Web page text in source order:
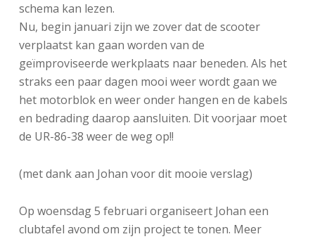
schema kan lezen.
Nu, begin januari zijn we zover dat de scooter
verplaatst kan gaan worden van de
geïmproviseerde werkplaats naar beneden. Als het
straks een paar dagen mooi weer wordt gaan we
het motorblok en weer onder hangen en de kabels
en bedrading daarop aansluiten. Dit voorjaar moet
de UR-86-38 weer de weg op!!
(met dank aan Johan voor dit mooie verslag)
Op woensdag 5 februari organiseert Johan een
clubtafel avond om zijn project te tonen. Meer